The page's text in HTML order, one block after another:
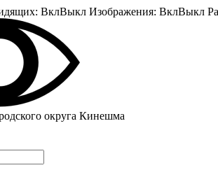
ВклВыкл Изображения: ВклВыкл
округа Кинешма